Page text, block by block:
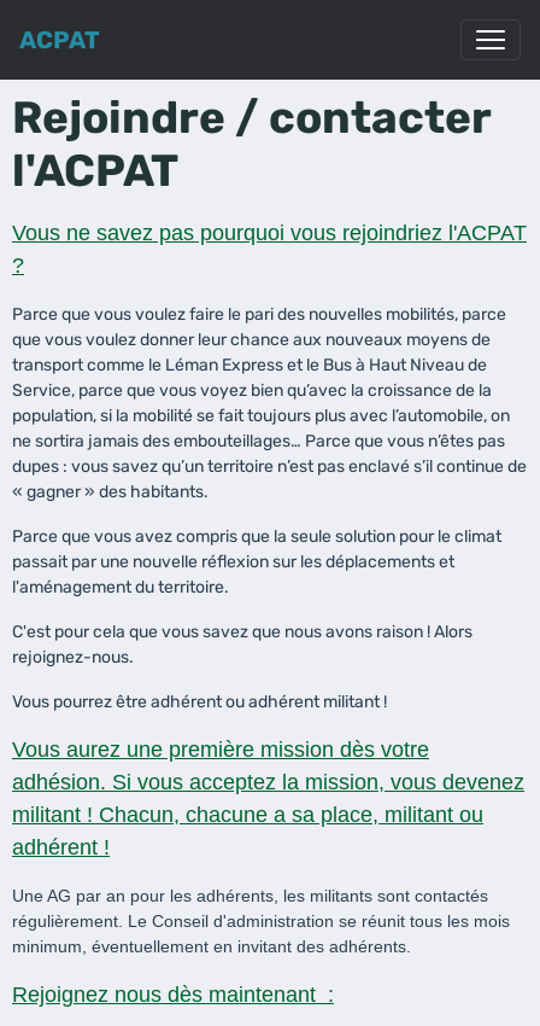
ACPAT
Rejoindre / contacter
l'ACPAT
Vous ne savez pas pourquoi vous rejoindriez l'ACPAT
?
Parce que vous voulez faire le pari des nouvelles mobilités, parce
que vous voulez donner leur chance aux nouveaux moyens de
transport comme le Léman Express et le Bus à Haut Niveau de
Service, parce que vous voyez bien qu’avec la croissance de la
population, si la mobilité se fait toujours plus avec l’automobile, on
ne sortira jamais des embouteillages… Parce que vous n’êtes pas
dupes : vous savez qu’un territoire n’est pas enclavé s’il continue de
« gagner » des habitants.
Parce que vous avez compris que la seule solution pour le climat
passait par une nouvelle réflexion sur les déplacements et
l'aménagement du territoire.
C'est pour cela que vous savez que nous avons raison ! Alors
rejoignez-nous.
Vous pourrez être adhérent ou adhérent militant !
Vous aurez une première mission dès votre
adhésion. Si vous acceptez la mission, vous devenez
militant ! Chacun, chacune a sa place, militant ou
adhérent !
Une AG par an pour les adhérents, les militants sont contactés
régulièrement. Le Conseil d'administration se réunit tous les mois
minimum, éventuellement en invitant des adhérents.
Rejoignez nous dès maintenant :